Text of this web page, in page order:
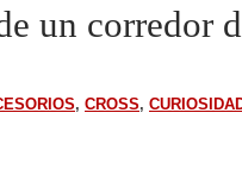
un corredor
, CROSS,